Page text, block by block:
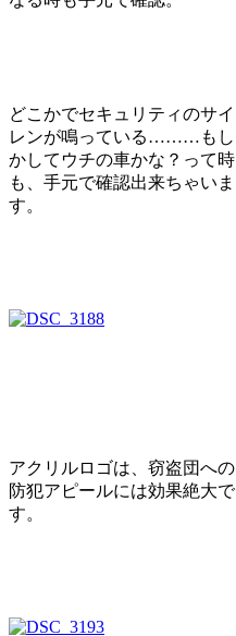
どこかでセキュリティのサイ
レンが鳴っている………もし
かしてウチの車かな？って時
も、手元で確認出来ちゃいま
す。
アクリルロゴは、窃盗団への
防犯アピールには効果絶大で
す。